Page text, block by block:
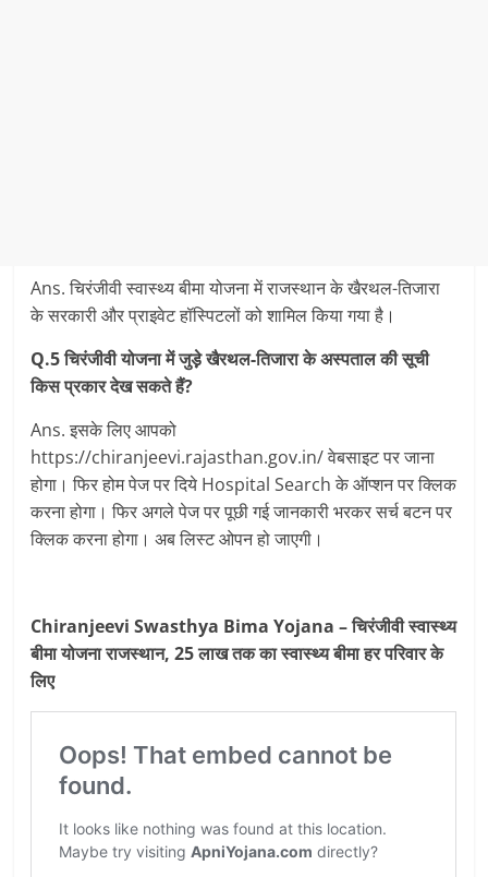
Ans. चिरंजीवी स्‍वास्‍थ्‍य बीमा योजना में राजस्‍थान के खैरथल-तिजारा
के सरकारी और प्राइवेट हॉस्पिटलों को शामिल किया गया है।
Q.5चिरंजीवी योजना में जुड़े़ खैरथल-तिजारा के अस्‍पताल की सूची
किस प्रकार देख सकते हैं?
Ans. इसके लिए आपको
https://chiranjeevi.rajasthan.gov.in/ वेबसाइट पर जाना
होगा। फिर होम पेज पर दिये Hospital Search के ऑप्‍शन पर क्लिक
करना होगा। फिर अगले पेज पर पूछी गई जानकारी भरकर सर्च बटन पर
क्लिक करना होगा। अब लिस्‍ट ओपन हो जाएगी।
Chiranjeevi Swasthya Bima Yojana – चिरंजीवी स्वास्थ्य
बीमा योजना राजस्थान, 25 लाख तक का स्वास्थ्य बीमा हर परिवार के
लिए